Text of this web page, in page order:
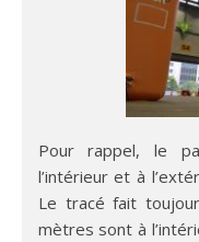
Pour rappel, le
l’intérieur et à
Le tracé fait
mètres sont à